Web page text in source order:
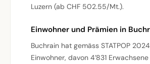
Luzern (ab CHF 502.55/Mt.).
Einwohner und Prämien in
Buchrain hat gemäss STATPOP
Einwohner, davon 4’831 Erwachsene